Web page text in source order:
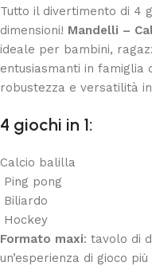
Tutto il divertimento di 4
dimensioni! Mandelli –
ideale per bambini,
entusiasmanti in famiglia
robustezza e versatilità
4 giochi in 1:
Calcio balilla
Ping pong
Biliardo
Hockey
Formato maxi: tavolo di
un’esperienza di gioco